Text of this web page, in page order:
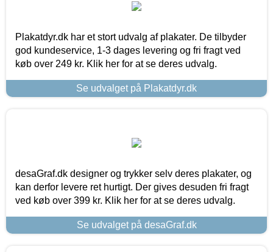
Plakatdyr.dk har et stort udvalg af plakater. De tilbyder
god kundeservice, 1-3 dages levering og fri fragt ved
køb over 249 kr. Klik her for at se deres udvalg.
Se udvalget på Plakatdyr.dk
desaGraf.dk designer og trykker selv deres plakater, og
kan derfor levere ret hurtigt. Der gives desuden fri fragt
ved køb over 399 kr. Klik her for at se deres udvalg.
Se udvalget på desaGraf.dk